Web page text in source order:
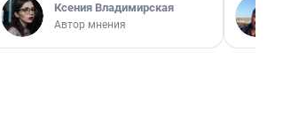
Ксения Владимирская
Автор мнения